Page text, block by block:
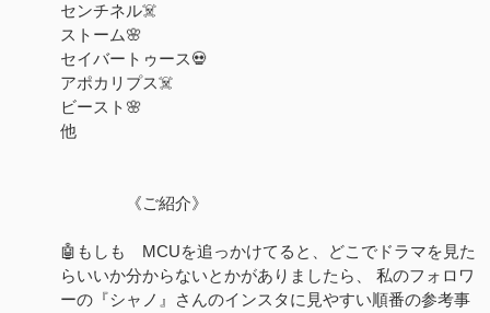
センチネル☠️
ストーム🌸
セイバートゥース💀
アポカリプス☠️
ビースト🌸
他
《ご紹介》
🤖もしも MCUを追っかけてると、どこでドラマを見た
らいいか分からないとかがありましたら、 私のフォロワ
ーの『シャノ』さんのインスタに見やすい順番の参考事